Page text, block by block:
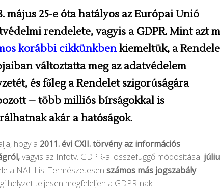
május 25-e óta hatályos az Európai Unió
rendelete, vagyis a GDPR. Mint azt
korábbi cikkünkbenkiemeltük, a
változtatta meg az adatvédelem
és főleg a Rendelet szigorúságára
– több milliós bírságokkal is
akár a hatóságok.
hogy a 2011. évi CXII. törvény az információs
vagyis az Infotv. GDPR-al összefüggő módosításai
a NAIH is. Természetesen számos más jogszabály
helyzet teljesen megfeleljen a GDPR-nak.